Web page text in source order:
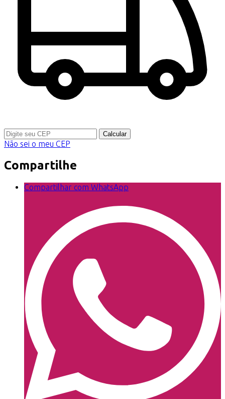
Calcular
Não sei o meu CEP
Compartilhe
Compartilhar com WhatsApp